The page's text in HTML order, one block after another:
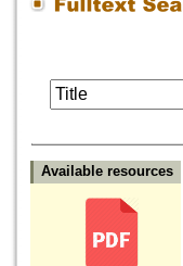
Available resources